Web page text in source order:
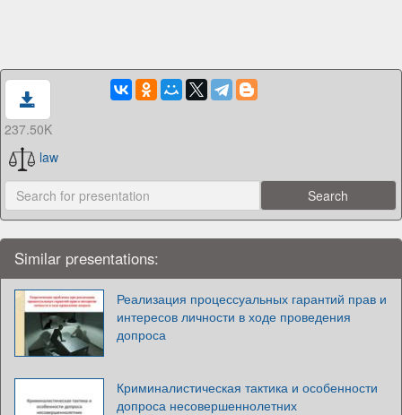
237.50K
law
Similar presentations:
Реализация процессуальных гарантий прав и
интересов личности в ходе проведения
допроса
Криминалистическая тактика и особенности
допроса несовершеннолетних